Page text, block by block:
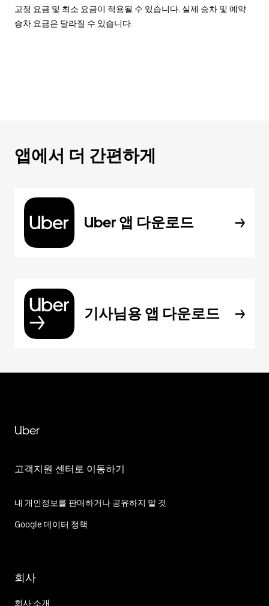
고정 요금 및 최소 요금이 적용될 수 있습니다. 실제 승차 및 예약
승차 요금은 달라질 수 있습니다.
앱에서 더 간편하게
Uber 앱 다운로드
기사님용 앱 다운로드
Uber
고객지원 센터로 이동하기
내 개인정보를 판매하거나 공유하지 말 것
Google 데이터 정책
회사
회사 소개